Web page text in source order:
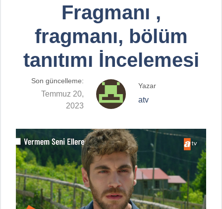
Fragmanı ,
fragmanı, bölüm
tanıtımı İncelemesi
Son güncelleme:
Temmuz 20,
2023
Yazar
atv